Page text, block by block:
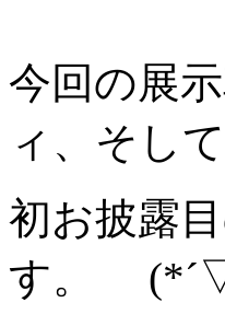
今回の展
ィ、そし
初お披露
す。 (*´▽